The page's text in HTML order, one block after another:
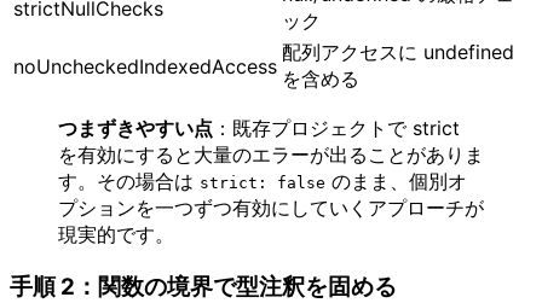
strictNullChecks
ック
noUncheckedIndexedAccess
配列アクセスに undefined
を含める
つまずきやすい点 ：既存プロジェクトで strict
を有効にすると大量のエラーが出ることがありま
す。その場合は strict: false のまま、個別オ
プションを一つずつ有効にしていくアプローチが
現実的です。
手順 2：関数の境界で型注釈を固める